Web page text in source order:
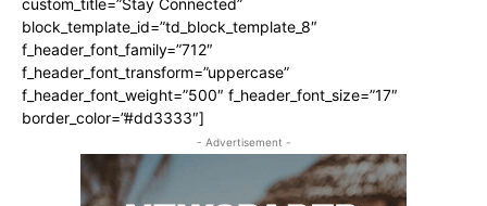
custom_title=”Stay Connected”
block_template_id=”td_block_template_8″
f_header_font_family=”712″
f_header_font_transform=”uppercase”
f_header_font_weight=”500″ f_header_font_size=”17″
border_color=”#dd3333″]
- Advertisement -